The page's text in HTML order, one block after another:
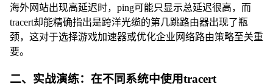
海外网站出现高延迟时，ping可能只显示总延迟很高，而
tracert却能精确指出是跨洋光缆的第几跳路由器出现了瓶
颈，这对于选择游戏加速器或优化企业网络路由策略至关重
要。
二、实战演练：在不同系统中使用tracert